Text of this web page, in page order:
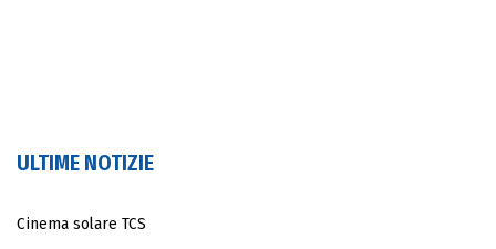
ULTIME NOTIZIE
Cinema solare TCS